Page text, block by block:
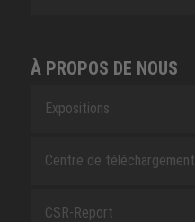
À PROPOS DE NOUS
Expositions
Centre de téléchargement
CSR-Report